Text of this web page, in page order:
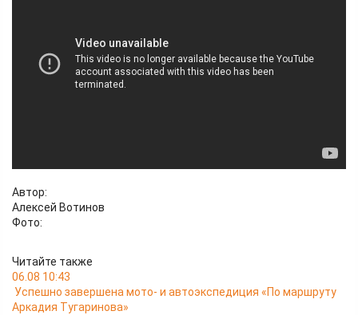
Автор:
Алексей Вотинов
Фото:
Читайте также
06.08 10:43
Успешно завершена мото- и автоэкспедиция «По маршруту
Аркадия Тугаринова»